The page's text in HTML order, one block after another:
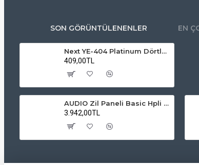
SON GÖRÜNTÜLENENLER EN
Next YE-404 Platinum Dörtlü LNB 0.1dB 4K UltraHD Uyumlu
409,00TL
AUDIO Zil Paneli Basic Hpli Çift Buton 14'lü Sesli Apartman Diafon Kapı Paneli
3.942,00TL